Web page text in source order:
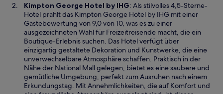
n
F
e
n
s
t
e
r
g
e
Kimpton George Hotel by IHGW
i
r
d
i
n
e
i
n
e
: Als stilvolles 4,5-Sterne-
Hotel prahlt das Kimpton George Hotel by IHG mit einer
Gästebewertung von 9,0 von 10, was es zu einer
ausgezeichneten Wahl für Freizeitreisende macht, die ein
Boutique-Erlebnis suchen. Das Hotel verfügt über
einzigartig gestaltete Dekoration und Kunstwerke, die eine
unverwechselbare Atmosphäre schaffen. Praktisch in der
Nähe der National Mall gelegen, bietet es eine saubere und
gemütliche Umgebung, perfekt zum Ausruhen nach einem
Erkundungstag. Mit Annehmlichkeiten, die auf Komfort und